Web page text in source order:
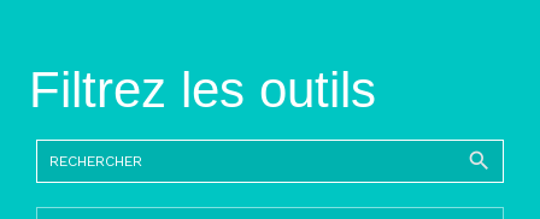
Filtrez les outils